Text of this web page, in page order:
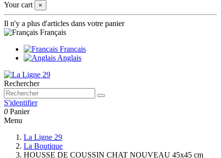
Your cart
×
Il n'y a plus d'articles dans votre panier
Français
Français
Anglais
Rechercher
S'identifier
0 Panier
Menu
La Ligne 29
La Boutique
HOUSSE DE COUSSIN CHAT NOUVEAU 45x45 cm